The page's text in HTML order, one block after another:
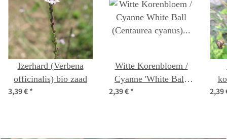
Izerhard (Verbena
officinalis) bio zaad
3,39 €*
Witte Korenbloem /
Cyanne 'White Ball'
(Centaurea cyanus)
2,39 €* 2,39